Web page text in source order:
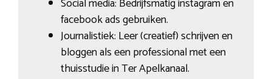
Social media: Bedrijfsmatig instagram en
facebook ads gebruiken.
Journalistiek: Leer (creatief) schrijven en
bloggen als een professional met een
thuisstudie in Ter Apelkanaal.